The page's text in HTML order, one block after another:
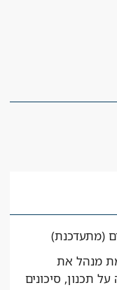
(מתעדכנת)
באמת מנהל את
תכנון, סיכונים